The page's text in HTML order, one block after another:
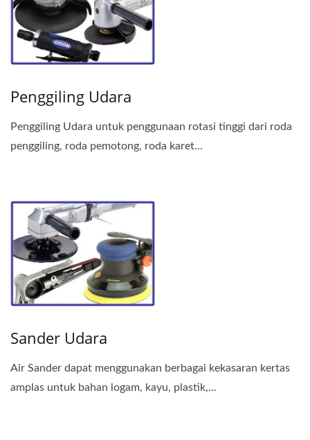
Penggiling Udara
Penggiling Udara untuk penggunaan rotasi tinggi dari roda
penggiling, roda pemotong, roda karet...
Sander Udara
Air Sander dapat menggunakan berbagai kekasaran kertas
amplas untuk bahan logam, kayu, plastik,...